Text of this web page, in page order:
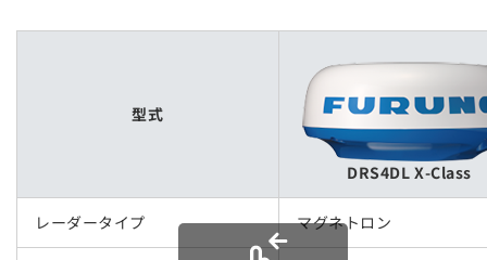
型式
DRS4DL X-Class
レーダータイプ マグネトロン